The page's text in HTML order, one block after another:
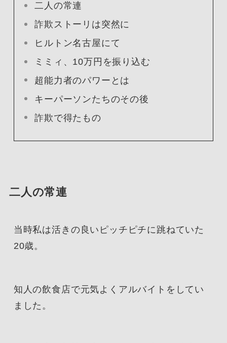
二人の常連
詐欺ストーリは突然に
ヒルトン名古屋にて
ミミィ、10万円を振り込む
超能力者のパワーとは
キーパーソンたちのその後
詐欺で得たもの
二人の常連
当時私は活きの良いピッチピチに跳ねていた
20歳。
知人の飲食店で元気よくアルバイトをしてい
ました。